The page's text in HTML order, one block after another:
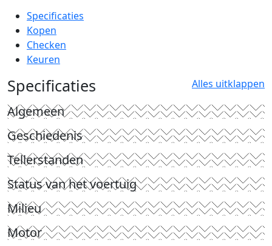
Specificaties
Kopen
Checken
Keuren
Specificaties Alles uitklappen
Algemeen
Geschiedenis
Tellerstanden
Status van het voertuig
Milieu
Motor